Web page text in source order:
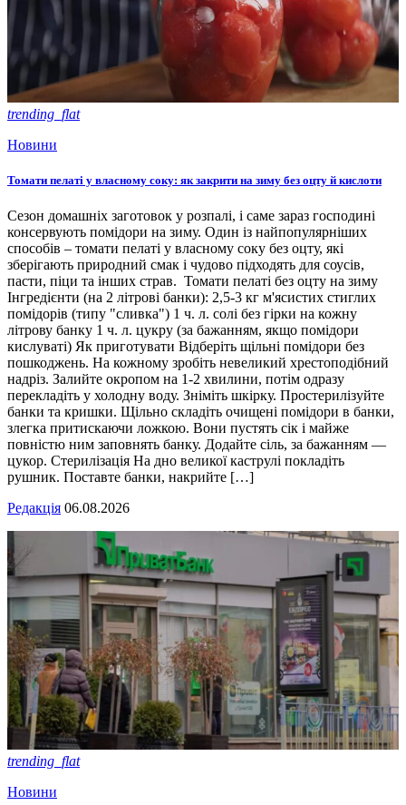
trending_flat
Новини
Томати пелаті у власному соку: як закрити на зиму без оцту й кислоти
Сезон домашніх заготовок у розпалі, і саме зараз господині
консервують помідори на зиму. Один із найпопулярніших
способів – томати пелаті у власному соку без оцту, які
зберігають природний смак і чудово підходять для соусів,
пасти, піци та інших страв. Томати пелаті без оцту на зиму
Інгредієнти (на 2 літрові банки): 2,5-3 кг м'ясистих стиглих
помідорів (типу "сливка") 1 ч. л. солі без гірки на кожну
літрову банку 1 ч. л. цукру (за бажанням, якщо помідори
кислуваті) Як приготувати Відберіть щільні помідори без
пошкоджень. На кожному зробіть невеликий хрестоподібний
надріз. Залийте окропом на 1-2 хвилини, потім одразу
перекладіть у холодну воду. Зніміть шкірку. Простерилізуйте
банки та кришки. Щільно складіть очищені помідори в банки,
злегка притискаючи ложкою. Вони пустять сік і майже
повністю ним заповнять банку. Додайте сіль, за бажанням —
цукор. Стерилізація На дно великої каструлі покладіть
рушник. Поставте банки, накрийте […]
Редакція 06.08.2026
trending_flat
Новини